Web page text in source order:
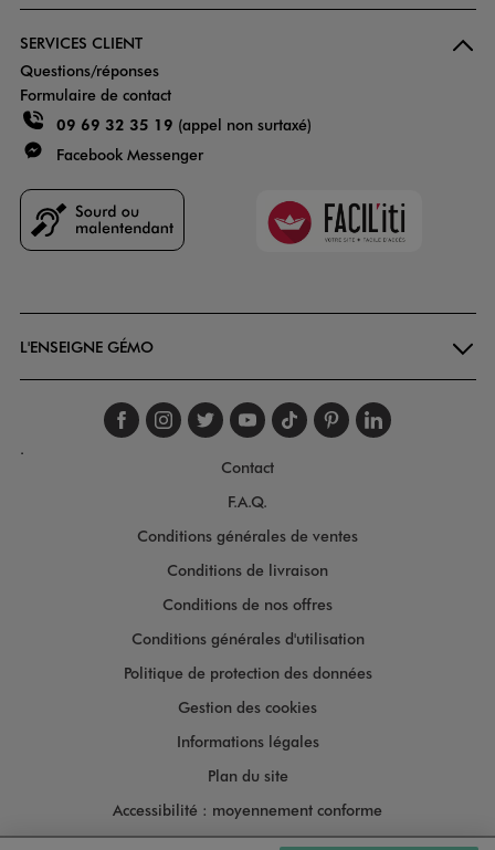
SERVICES CLIENT
Questions/réponses
Formulaire de contact
09 69 32 35 19 (appel non surtaxé)
Facebook Messenger
Faciliti
L'ENSEIGNE GÉMO
Suivez-nous sur
Suivez-nous sur
Suivez-nous sur
Suivez-nous
Suivez-nous
Suivez-
.
Contact
F.A.Q.
Conditions générales de ventes
Conditions de livraison
Conditions de nos offres
Conditions générales d'utilisation
Politique de protection des données
Gestion des cookies
Informations légales
Plan du site
Accessibilité : moyennement conforme